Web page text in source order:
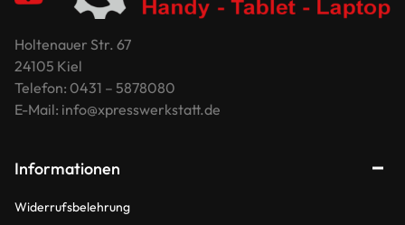
Holtenauer Str. 67
24105 Kiel
Telefon: 0431 – 5878080
E-Mail: info@xpresswerkstatt.de
Informationen
Widerrufsbelehrung